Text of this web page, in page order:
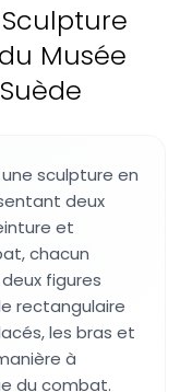
Sculpture
Musée
sculpture en
deux
et
chacun
figures
rectangulaire
les bras et
à
du combat.